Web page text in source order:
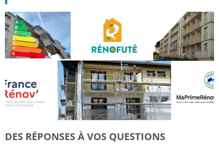
DES RÉPONSES À VOS QUESTIONS